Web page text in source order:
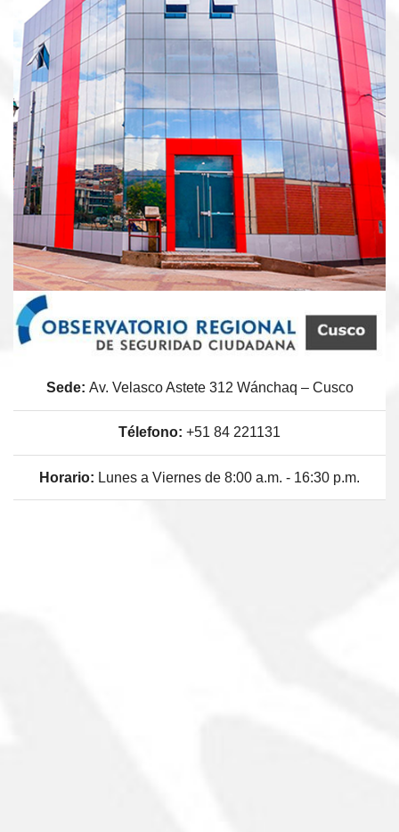
Sede: Av. Velasco Astete 312 Wánchaq – Cusco
Télefono: +51 84 221131
Horario: Lunes a Viernes de 8:00 a.m. - 16:30 p.m.